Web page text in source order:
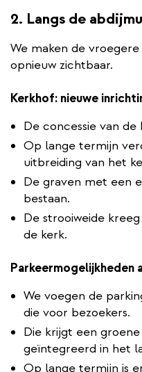
2. Langs de
We maken de
opnieuw zichtbaar.
Kerkhof: nieuwe
De concessie van
Op lange termijn
uitbreiding van het
De graven met een
bestaan.
De strooiweide
de kerk.
Parkeermogelijkheden
We voegen de
die voor bezoekers.
Die krijgt een
geïntegreerd in het
Op lange termijn is